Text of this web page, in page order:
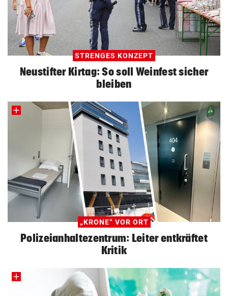
STRENGES KONZEPT
Neustifter Kirtag: So soll Weinfest sicher
bleiben
„KRONE“ VOR ORT
Polizeianhaltezentrum: Leiter entkräftet
Kritik